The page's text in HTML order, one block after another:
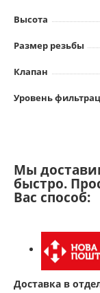
Высота
Размер резьбы
Клапан
Уровень
Мы
быстро.
Вас способ:
Доставка в